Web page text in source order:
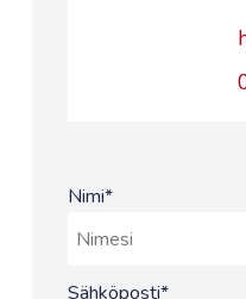
Nimi*
Sähköposti*